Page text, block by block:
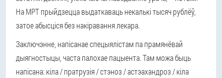
На МРТ прыйдзецца выдаткаваць некалькі тысяч рублёў,
затое абысціся без накіравання лекара.
Заключэнне, напісанае спецыялістам па прамянёвай
дыягностыцы, часта палохае пацыента. Там можа быць
напісана: кіла / пратрузія / стэноз / астэахандроз / кіла